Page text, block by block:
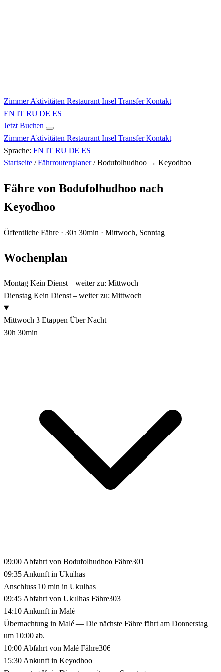
ZimmerAktivitäten Restaurant Insel TransferKontakt
EN IT RU DE ES
Jetzt Buchen
ZimmerAktivitäten Restaurant Insel TransferKontakt
Sprache: EN IT RU DE ES
Startseite / Fährroutenplaner / Bodufolhudhoo → Keyodhoo
Fähre von Bodufolhudhoo nach
Keyodhoo
Öffentliche Fähre · 30h 30min · Mittwoch, Sonntag
Wochenplan
Montag Kein Dienst – weiter zu: Mittwoch
Dienstag Kein Dienst – weiter zu: Mittwoch
Mittwoch 3 Etappen Über Nacht
30h 30min
09:00 Abfahrt von Bodufolhudhoo Fähre301
09:35 Ankunft in Ukulhas
Anschluss 10 min in Ukulhas
09:45 Abfahrt von Ukulhas Fähre303
14:10 Ankunft in Malé
Übernachtung in Malé — Die nächste Fähre fährt am Donnerstag
um 10:00 ab.
10:00 Abfahrt von Malé Fähre306
15:30 Ankunft in Keyodhoo